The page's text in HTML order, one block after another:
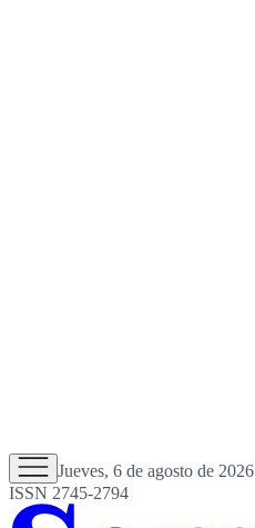
Jueves, 6 de agosto de 2026
ISSN 2745-2794